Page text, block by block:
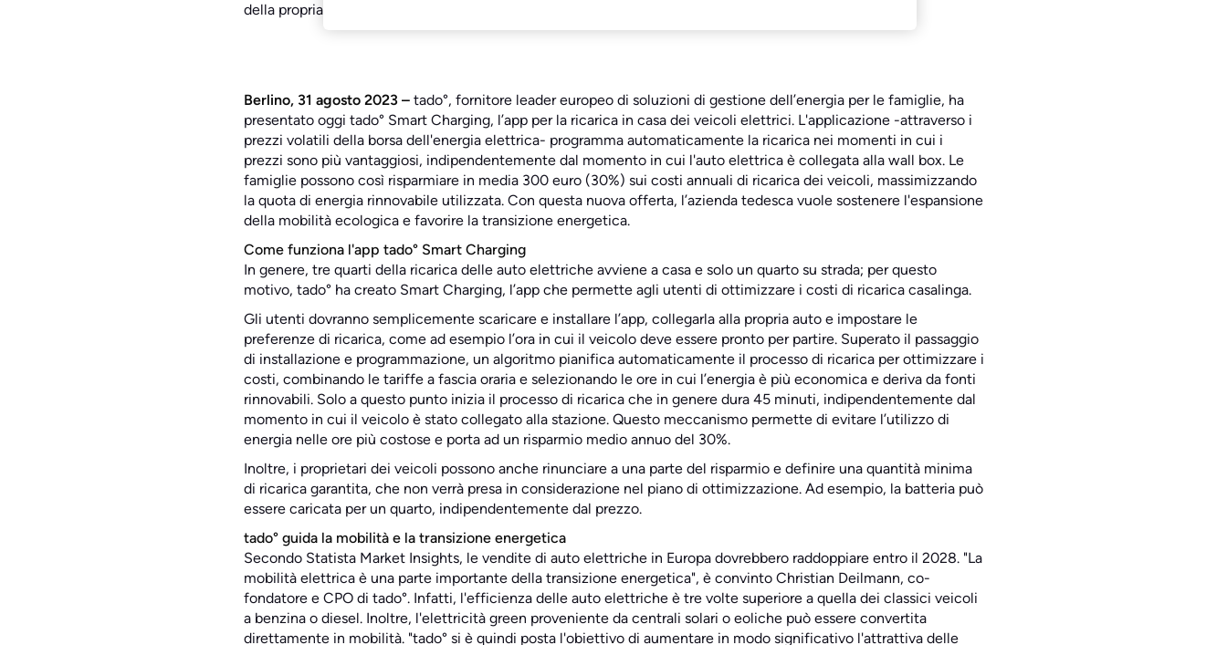
della propria wallbox a casa
Berlino, 31 agosto 2023 –tado°, fornitore leader europeo di soluzioni di gestione dell’energia per le famiglie, ha
presentato oggi tado° Smart Charging, l’app per la ricarica in casa dei veicoli elettrici. L'applicazione -attraverso i
prezzi volatili della borsa dell'energia elettrica- programma automaticamente la ricarica nei momenti in cui i
prezzi sono più vantaggiosi, indipendentemente dal momento in cui l'auto elettrica è collegata alla wall box. Le
famiglie possono così risparmiare in media 300 euro (30%) sui costi annuali di ricarica dei veicoli, massimizzando
la quota di energia rinnovabile utilizzata. Con questa nuova offerta, l’azienda tedesca vuole sostenere l'espansione
della mobilità ecologica e favorire la transizione energetica.
Come funziona l'app tado° Smart Charging
In genere, tre quarti della ricarica delle auto elettriche avviene a casa e solo un quarto su strada; per questo
motivo, tado° ha creato Smart Charging, l’app che permette agli utenti di ottimizzare i costi di ricarica casalinga.
Gli utenti dovranno semplicemente scaricare e installare l’app, collegarla alla propria auto e impostare le
preferenze di ricarica, come ad esempio l’ora in cui il veicolo deve essere pronto per partire. Superato il passaggio
di installazione e programmazione, un algoritmo pianifica automaticamente il processo di ricarica per ottimizzare i
costi, combinando le tariffe a fascia oraria e selezionando le ore in cui l’energia è più economica e deriva da fonti
rinnovabili. Solo a questo punto inizia il processo di ricarica che in genere dura 45 minuti, indipendentemente dal
momento in cui il veicolo è stato collegato alla stazione. Questo meccanismo permette di evitare l’utilizzo di
energia nelle ore più costose e porta ad un risparmio medio annuo del 30%.
Inoltre, i proprietari dei veicoli possono anche rinunciare a una parte del risparmio e definire una quantità minima
di ricarica garantita, che non verrà presa in considerazione nel piano di ottimizzazione. Ad esempio, la batteria può
essere caricata per un quarto, indipendentemente dal prezzo.
tado° guida la mobilità e la transizione energetica
Secondo Statista Market Insights, le vendite di auto elettriche in Europa dovrebbero raddoppiare entro il 2028. "La
mobilità elettrica è una parte importante della transizione energetica", è convinto Christian Deilmann, co-
fondatore e CPO di tado°. Infatti, l'efficienza delle auto elettriche è tre volte superiore a quella dei classici veicoli
a benzina o diesel. Inoltre, l'elettricità green proveniente da centrali solari o eoliche può essere convertita
direttamente in mobilità. "tado° si è quindi posta l'obiettivo di aumentare in modo significativo l'attrattiva delle